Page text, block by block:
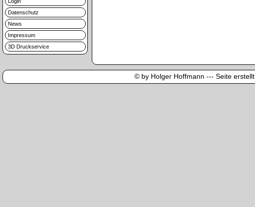
Datenschutz
News
Impressum
3D Druckservice
© by Holger Hoffmann --- Seite